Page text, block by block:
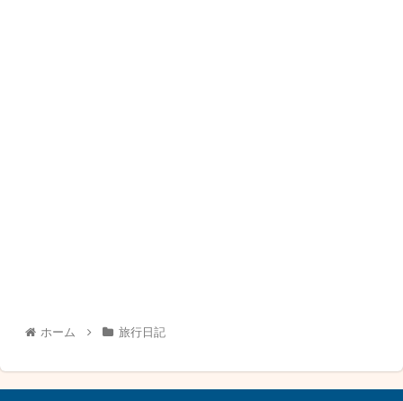
ホーム 旅行日記